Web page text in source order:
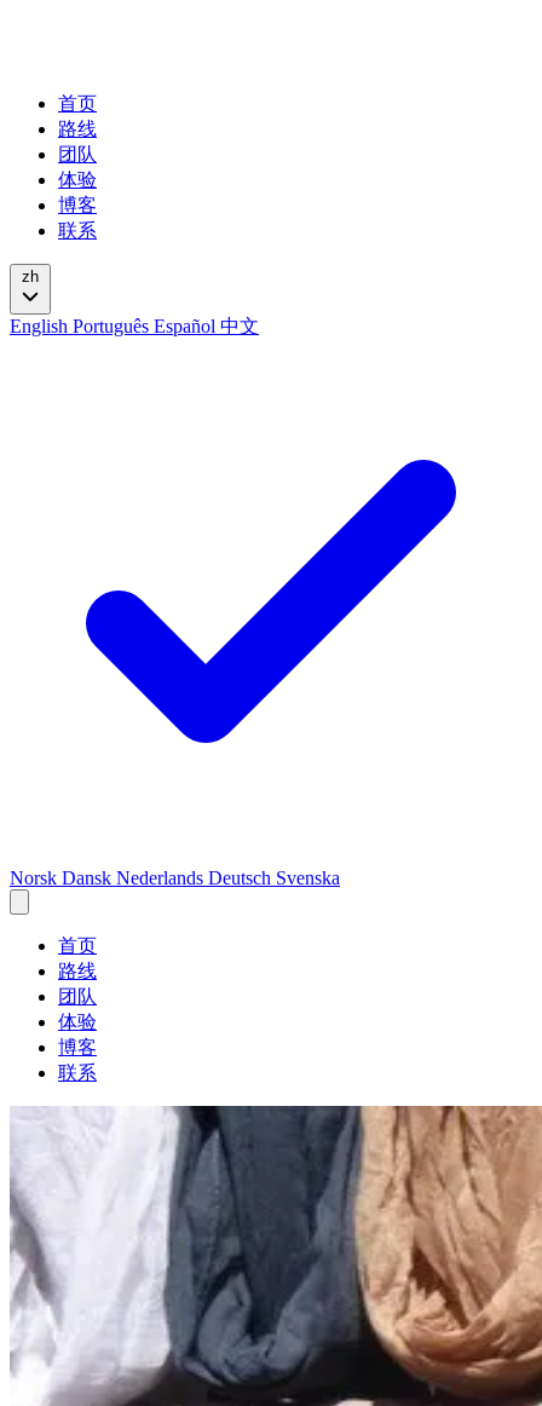
首页
路线
团队
体验
博客
联系
zh
English Português Español 中文
Norsk Dansk Nederlands Deutsch Svenska
首页
路线
团队
体验
博客
联系